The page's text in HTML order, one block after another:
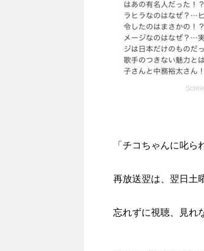
「チコちゃんに叱
再放送翌は、翌日土
忘れずに視聴、見れ